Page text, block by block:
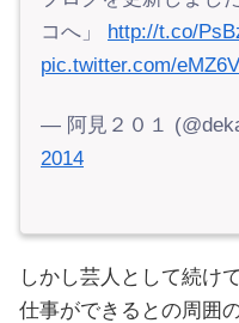
コへ」 http://t.co/
pic.twitter.com/
— 阿見２０１
2014
しかし芸人として続け
仕事ができるとの周囲